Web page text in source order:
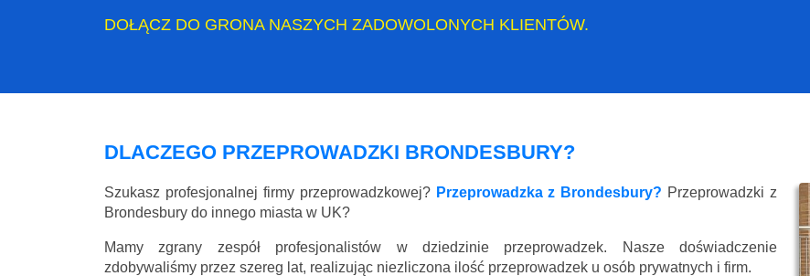
DOŁĄCZ DO GRONA NASZYCH ZADOWOLONYCH KLIENTÓW.
DLACZEGO PRZEPROWADZKI BRONDESBURY?
Szukasz profesjonalnej firmy przeprowadzkowej? Przeprowadzka z Brondesbury? Przeprowadzki z
Brondesbury do innego miasta w UK?
Mamy zgrany zespół profesjonalistów w dziedzinie przeprowadzek. Nasze doświadczenie
zdobywaliśmy przez szereg lat, realizując niezliczona ilość przeprowadzek u osób prywatnych i firm.